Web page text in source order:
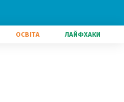
ОСВІТА ЛАЙФХАКИ